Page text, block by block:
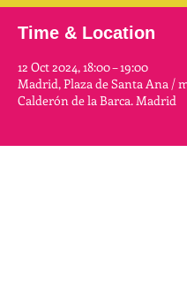
Time & Location
12 Oct 2024, 18:00 – 19:00
Madrid, Plaza de Santa Ana /
Calderón de la Barca. Madrid